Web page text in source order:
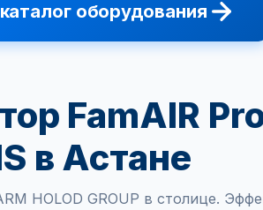
оборудования
FamAIR
в Астане
HOLOD GROUP в столице.